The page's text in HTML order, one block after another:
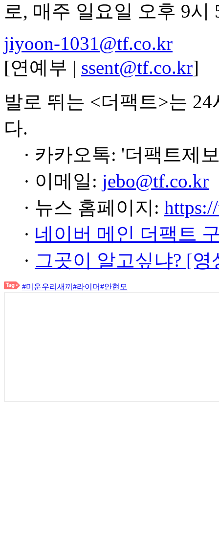
로, 매주 일요일 오후 9시
jiyoon-1031@tf.co.kr
[연예부 | ssent@tf.co.kr]
발로 뛰는 <더팩트>는
다.
· 카카오톡: '더팩트제
· 이메일: jebo@tf.co.kr
· 뉴스 홈페이지:
· 네이버 메인 더팩트
· 그곳이 알고싶냐? [
#미운우리새끼 #라이머#안현모